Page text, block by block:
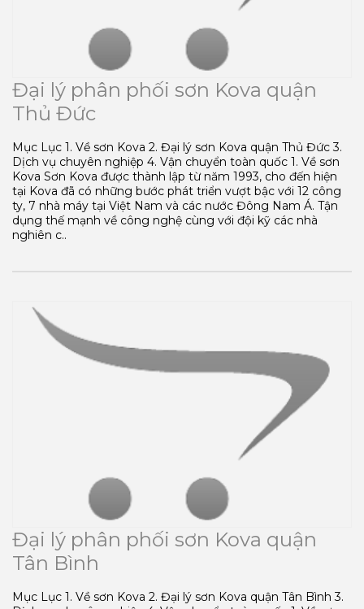
Đại lý phân phối sơn Kova quận
Thủ Đức
Mục Lục 1. Về sơn Kova 2. Đại lý sơn Kova quận Thủ Đức 3.
Dịch vụ chuyên nghiệp 4. Vận chuyển toàn quốc 1. Về sơn
Kova Sơn Kova được thành lập từ năm 1993, cho đến hiện
tại Kova đã có những bước phát triển vượt bậc với 12 công
ty, 7 nhà máy tại Việt Nam và các nước Đông Nam Á. Tận
dụng thế mạnh về công nghệ cùng với đội kỹ các nhà
nghiên c..
Đại lý phân phối sơn Kova quận
Tân Bình
Mục Lục 1. Về sơn Kova 2. Đại lý sơn Kova quận Tân Bình 3.